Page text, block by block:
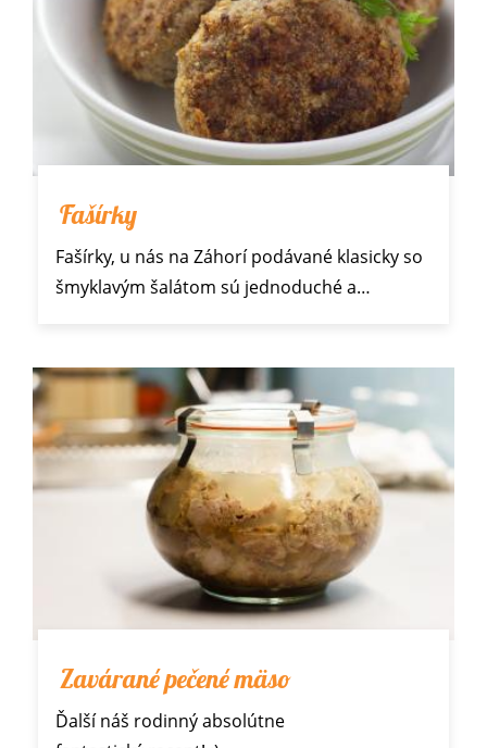
Fašírky
Fašírky, u nás na Záhorí podávané klasicky so
šmyklavým šalátom sú jednoduché a…
Zavárané pečené mäso
Ďalší náš rodinný absolútne